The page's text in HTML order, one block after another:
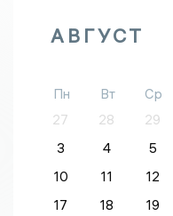
АВГУСТ
Пн Вт Ср
27
28 29
3
4 5
10
11 12
17
18 19